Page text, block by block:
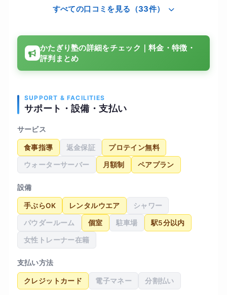
ースで始められると感じたのが決め手です。 実際
ち上げて追い込むのではなく、関節の可動域や正
しいフォームを重視したトレーニングを提案して
くれます。おかげで悩んでいた腰痛が劇的に改善
され、日常生活での疲れも溜まりにくくなりまし
エットではありませんが、無理のない食事アドバ
イスと週1〜2回の運動を継続することで、半年間
で体脂肪率が5%ほど落ち、健康的な体を維持する
習慣が完全に定着しました。トレーナーさんは専
門知識が豊富で、その日の体調に合わせたメニュ
ー調整も柔軟にしてくれるため、運動が苦手な中
高年の男性でも非常に通いやすい雰囲気だと思い
ます。完全個室で他人の目を気にせずトレーニン
グに集中できるのも大きなメリットです。
すべての口コミを見る（33件）
かたぎり塾の詳細をチェック｜料金・特徴・
評判まとめ
SUPPORT & FACILITIES
サポート・設備・支払い
サービス
食事指導 返金保証 プロテイン無料
ウォーターサーバー 月額制 ペアプラン
設備
手ぶらOK レンタルウエア シャワー
パウダールーム 個室 駐車場 駅5分以内
女性トレーナー在籍
支払い方法
クレジットカード 電子マネー 分割払い